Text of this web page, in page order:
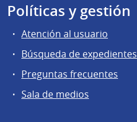
Políticas y gestión
Atención al usuario
Búsqueda de expedientes
Preguntas frecuentes
Sala de medios